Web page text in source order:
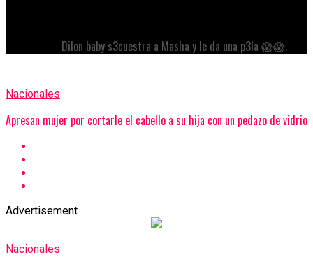
Dilon baby s3cuestra a Masha y le da una p3la 😱😱.
Nacionales
Apresan mujer por cortarle el cabello a su hija con un pedazo de vidrio
Advertisement
Nacionales